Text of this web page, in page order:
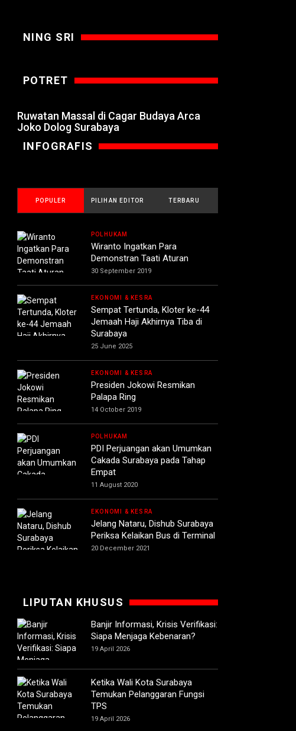
NING SRI
POTRET
Ruwatan Massal di Cagar Budaya Arca
Joko Dolog Surabaya
INFOGRAFIS
POPULER PILIHAN EDITOR TERBARU
POLHUKAM
Wiranto Ingatkan Para
Demonstran Taati Aturan
30 September 2019
EKONOMI & KESRA
Sempat Tertunda, Kloter ke-44
Jemaah Haji Akhirnya Tiba di
Surabaya
25 June 2025
EKONOMI & KESRA
Presiden Jokowi Resmikan
Palapa Ring
14 October 2019
POLHUKAM
PDI Perjuangan akan Umumkan
Cakada Surabaya pada Tahap
Empat
11 August 2020
EKONOMI & KESRA
Jelang Nataru, Dishub Surabaya
Periksa Kelaikan Bus di Terminal
20 December 2021
LIPUTAN KHUSUS
Banjir Informasi, Krisis Verifikasi:
Siapa Menjaga Kebenaran?
19 April 2026
Ketika Wali Kota Surabaya
Temukan Pelanggaran Fungsi
TPS
19 April 2026